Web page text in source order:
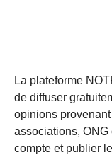
La plateforme
de diffuser
opinions
associations,
compte et publier